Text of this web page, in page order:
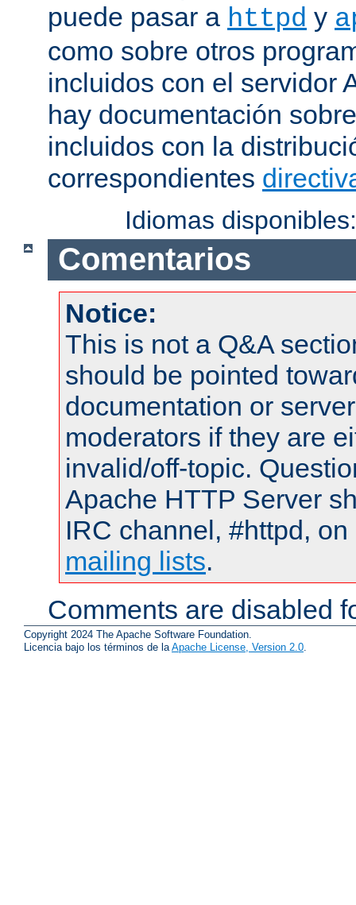
puede pasar a httpd y
como sobre otros
incluidos con el servidor
hay documentación
incluidos con la
correspondientes
Idiomas
Comentarios
Notice:
This is not a Q&A
should be pointed
documentation or
moderators if they are
invalid/off-topic.
Apache HTTP Server
IRC channel, #httpd,
mailing lists.
Comments are disabled
Copyright 2024 The Apache Software Foundation.
Licencia bajo los términos de la Apache License, Version 2.0